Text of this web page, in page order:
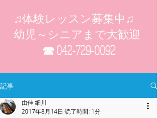
♫体験レッスン募集中♫
幼児～シニアまで大歓迎
☎042-729-0092
記事
由佳 細川
2017年8月14日 読了時間: 1分